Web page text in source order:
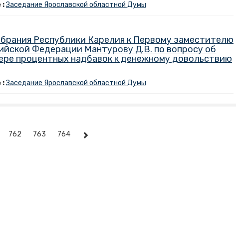
:Заседание Ярославской областной Думы
Республики Карелия к Первому заместителю
Федерации Мантурову Д.В. по вопросу об
процентных надбавок к денежному довольствию
:Заседание Ярославской областной Думы
762 763 764